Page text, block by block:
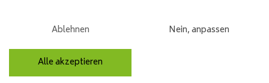
Kundendienst
Mein Konto
Kategorien
Ablehnen Nein, anpassen
Alle akzeptieren